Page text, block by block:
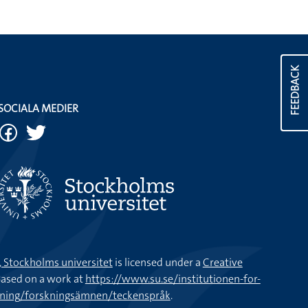
FEEDBACK
MEDIER
universitetis licensed under aCreative
on a work athttps://www.su.se/institutionen-for-
forskningsämnen/teckenspråk.